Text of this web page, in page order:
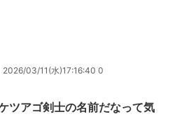
2026/03/11(水)17:16:40 0
ツアゴ剣士の名前だなって気